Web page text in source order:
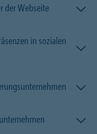
der Webseite
in sozialen